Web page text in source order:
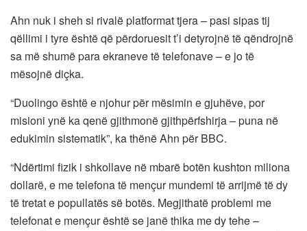
Ahn nuk i sheh si rivalë platformat tjera – pasi sipas tij
qëllimi i tyre është që përdoruesit t’i detyrojnë të qëndrojnë
sa më shumë para ekraneve të telefonave – e jo të
mësojnë diçka.
“Duolingo është e njohur për mësimin e gjuhëve, por
misioni ynë ka qenë gjithmonë gjithpërfshirja – puna në
edukimin sistematik”, ka thënë Ahn për BBC.
“Ndërtimi fizik i shkollave në mbarë botën kushton miliona
dollarë, e me telefona të mençur mundemi të arrijmë të dy
të tretat e popullatës së botës. Megjithatë problemi me
telefonat e mençur është se janë thika me dy tehe –